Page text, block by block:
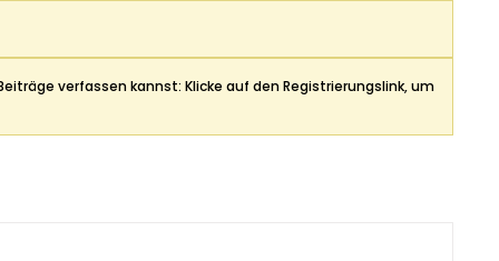
verfassen kannst: Klicke auf den Registrierungslink, um